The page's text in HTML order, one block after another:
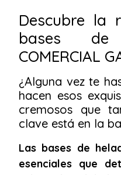
Descubre la
bases de
COMERCIAL
¿Alguna vez te
hacen esos
cremosos que
clave está en la
Las bases de
esenciales que